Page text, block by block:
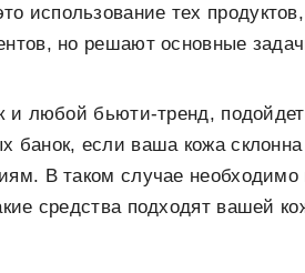
использование тех
но решают основные
и любой бьюти-тренд,
банок, если ваша кожа
В таком случае необходимо
средства подходят вашей